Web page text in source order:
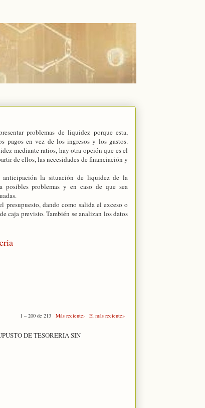
problemas de liquidez porque esta,
pagos en vez de los ingresos y los gastos.
mediante ratios, hay otra opción que es el
de ellos, las necesidades de financiación y
anticipación la situación de liquidez de la
posibles problemas y en caso de que sea
dando como salida el exceso o
caja previsto. También se analizan los datos
1 – 200 de 213 Más reciente› El más reciente»
DE TESORERIA SIN